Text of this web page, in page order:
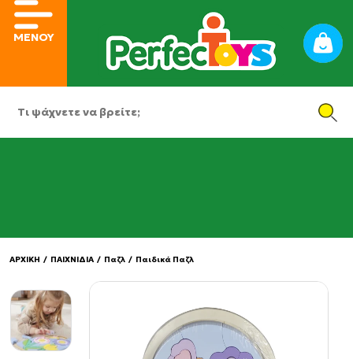
ΜΕΝΟΥ
ΑΡΧΙΚΗ / ΠΑΙΧΝΙΔΙΑ / Παζλ / Παιδικά Παζλ